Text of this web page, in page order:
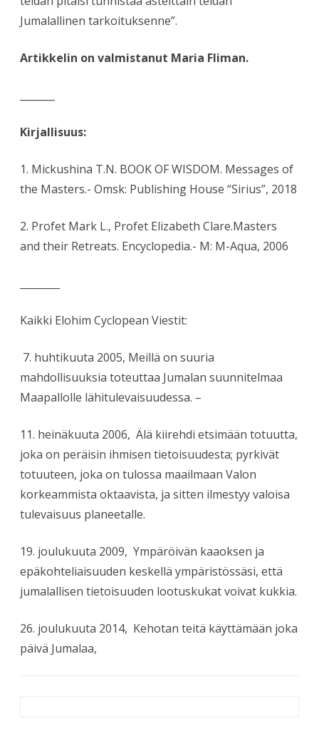
Jumalallinen tarkoituksenne”.
Artikkelin on valmistanut Maria Fliman.
Kirjallisuus:
1. Mickushina T.N. BOOK OF WISDOM. Messages of
the Masters.- Omsk: Publishing House “Sirius”, 2018
2. Profet Mark L., Profet Elizabeth Clare.Masters
and their Retreats. Encyclopedia.- M: M-Aqua, 2006
Kaikki Elohim Cyclopean Viestit:
7. huhtikuuta 2005, Meillä on suuria
mahdollisuuksia toteuttaa Jumalan suunnitelmaa
Maapallolle lähitulevaisuudessa. –
11. heinäkuuta 2006, Älä kiirehdi etsimään totuutta,
joka on peräisin ihmisen tietoisuudesta; pyrkivät
totuuteen, joka on tulossa maailmaan Valon
korkeammista oktaavista, ja sitten ilmestyy valoisa
tulevaisuus planeetalle.
19. joulukuuta 2009, Ympäröivän kaaoksen ja
epäkohteliaisuuden keskellä ympäristössäsi, että
jumalallisen tietoisuuden lootuskukat voivat kukkia.
26. joulukuuta 2014, Kehotan teitä käyttämään joka
päivä Jumalaa,